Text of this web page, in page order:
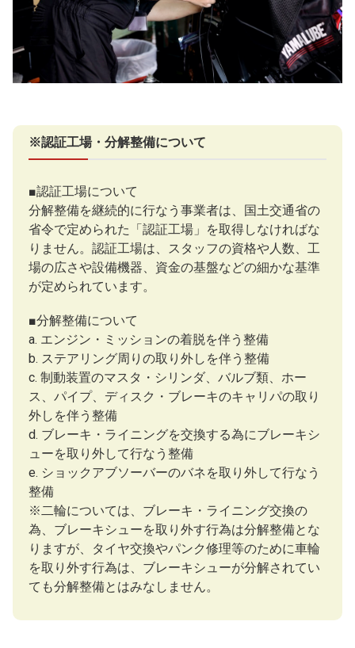
※認証工場・分解整備について
■認証工場について
分解整備を継続的に行なう事業者は、国土交通省の
省令で定められた「認証工場」を取得しなければな
りません。認証工場は、スタッフの資格や人数、工
場の広さや設備機器、資金の基盤などの細かな基準
が定められています。
■分解整備について
a. エンジン・ミッションの着脱を伴う整備
b. ステアリング周りの取り外しを伴う整備
c. 制動装置のマスタ・シリンダ、バルブ類、ホー
ス、パイプ、ディスク・ブレーキのキャリパの取り
外しを伴う整備
d. ブレーキ・ライニングを交換する為にブレーキシ
ューを取り外して行なう整備
e. ショックアブソーバーのバネを取り外して行なう
整備
※二輪については、ブレーキ・ライニング交換の
為、ブレーキシューを取り外す行為は分解整備とな
りますが、タイヤ交換やパンク修理等のために車輪
を取り外す行為は、ブレーキシューが分解されてい
ても分解整備とはみなしません。